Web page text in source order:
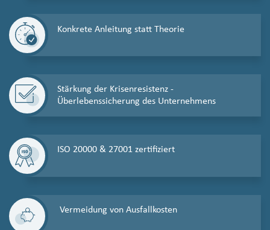
Konkrete Anleitung statt Theorie
Stärkung der Krisenresistenz -
Überlebenssicherung des Unternehmens
ISO 20000 & 27001 zertifiziert
Vermeidung von Ausfallkosten